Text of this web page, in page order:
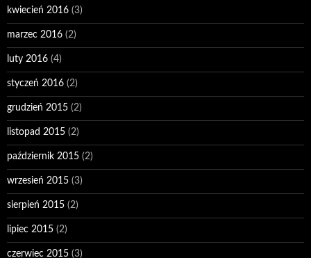
kwiecień 2016 (3)
marzec 2016 (2)
luty 2016 (4)
styczeń 2016 (2)
grudzień 2015 (2)
listopad 2015 (2)
październik 2015 (2)
wrzesień 2015 (3)
sierpień 2015 (2)
lipiec 2015 (2)
czerwiec 2015 (3)